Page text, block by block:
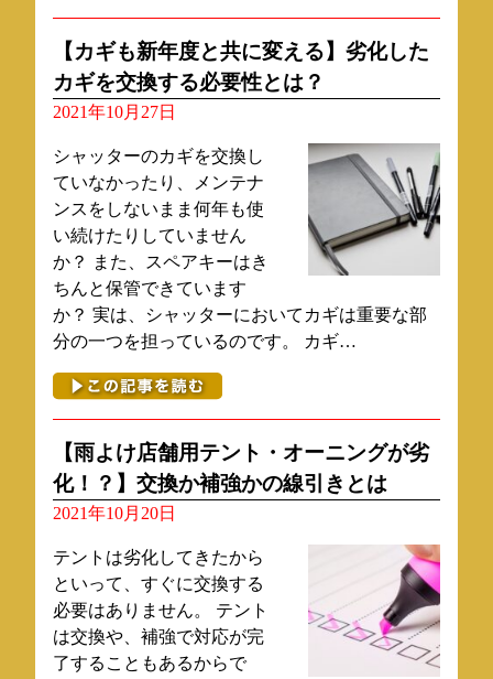
【カギも新年度と共に変える】劣化した
カギを交換する必要性とは？
2021年10月27日
シャッターのカギを交換し
ていなかったり、メンテナ
ンスをしないまま何年も使
い続けたりしていません
か？ また、スペアキーはき
ちんと保管できています
か？ 実は、シャッターにおいてカギは重要な部
分の一つを担っているのです。 カギ…
【雨よけ店舗用テント・オーニングが劣
化！？】交換か補強かの線引きとは
2021年10月20日
テントは劣化してきたから
といって、すぐに交換する
必要はありません。 テント
は交換や、補強で対応が完
了することもあるからで